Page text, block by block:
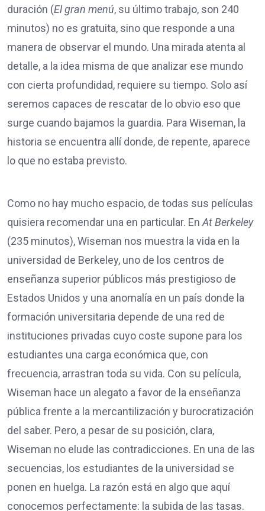
duración (El gran menú, su último trabajo, son 240
minutos) no es gratuita, sino que responde a una
manera de observar el mundo. Una mirada atenta al
detalle, a la idea misma de que analizar ese mundo
con cierta profundidad, requiere su tiempo. Solo así
seremos capaces de rescatar de lo obvio eso que
surge cuando bajamos la guardia. Para Wiseman, la
historia se encuentra allí donde, de repente, aparece
lo que no estaba previsto.
Como no hay mucho espacio, de todas sus películas
quisiera recomendar una en particular. EnAt Berkeley
(235 minutos), Wiseman nos muestra la vida en la
universidad de Berkeley, uno de los centros de
enseñanza superior públicos más prestigioso de
Estados Unidos y una anomalía en un país donde la
formación universitaria depende de una red de
instituciones privadas cuyo coste supone para los
estudiantes una carga económica que, con
frecuencia, arrastran toda su vida. Con su película,
Wiseman hace un alegato a favor de la enseñanza
pública frente a la mercantilización y burocratización
del saber. Pero, a pesar de su posición, clara,
Wiseman no elude las contradicciones. En una de las
secuencias, los estudiantes de la universidad se
ponen en huelga. La razón está en algo que aquí
conocemos perfectamente: la subida de las tasas.